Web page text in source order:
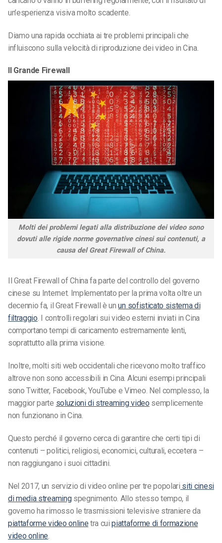
un’esperienza visiva molto scadente.
Diamo una rapida occhiata ai tre problemi principali che
influiscono sulla velocità di riproduzione dei video in Cina.
Il Grande Firewall
Molti dei problemi legati alla distribuzione dei video sono
dovuti alle rigide norme governative cinesi sui contenuti, a
causa del Great Firewall of China.
Il Great Firewall of China fa parte del controllo del governo
cinese su Internet. Implementato per la prima volta oltre un
decennio fa, il Great Firewall è unun sofisticato sistema di
filtraggio. I controlli regolari sui video esterni inviati in Cina
comportano tempi di caricamento estremamente lenti,
soprattutto alla prima visione.
Inoltre, molti siti web occidentali che ricevono molto traffico
altrove non sono accessibili in Cina. Alcuni esempi principali
sono Twitter, Facebook, YouTube e Vimeo. Nel complesso, la
maggior parte soluzioni di streaming video semplicemente
non funzionano in Cina.
Questo perché il governo cerca di garantire che certi tipi di
contenuti – politici, religiosi, economici, culturali, eccetera –
non raggiungano i suoi cittadini.
Nel 2017, un servizio di video online per tre popolari siti cinesi
di media streamingspegnimento. Allo stesso tempo, il
governo ha rimosso le trasmissioni televisive straniere da
piattaforme video online tra cuipiattaforme di formazione
video online